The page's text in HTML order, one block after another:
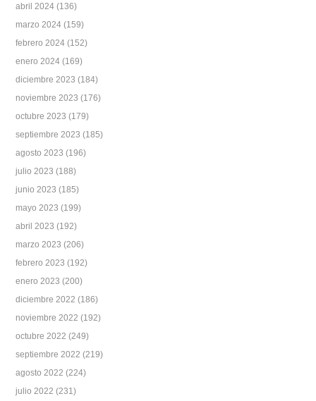
abril 2024 (136)
marzo 2024 (159)
febrero 2024 (152)
enero 2024 (169)
diciembre 2023 (184)
noviembre 2023 (176)
octubre 2023 (179)
septiembre 2023 (185)
agosto 2023 (196)
julio 2023 (188)
junio 2023 (185)
mayo 2023 (199)
abril 2023 (192)
marzo 2023 (206)
febrero 2023 (192)
enero 2023 (200)
diciembre 2022 (186)
noviembre 2022 (192)
octubre 2022 (249)
septiembre 2022 (219)
agosto 2022 (224)
julio 2022 (231)